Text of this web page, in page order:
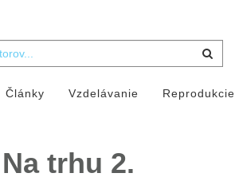
Články Vzdelávanie Reprodukcie
Na trhu 2.